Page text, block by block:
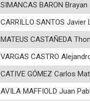
SIMANCAS BARON
CARRILLO SANTOS Javier
MATEUS CASTAÑEDA
VARGAS CASTRO
CATIVE GÓMEZ Carlos
AVILA MAFFIOLD Juan